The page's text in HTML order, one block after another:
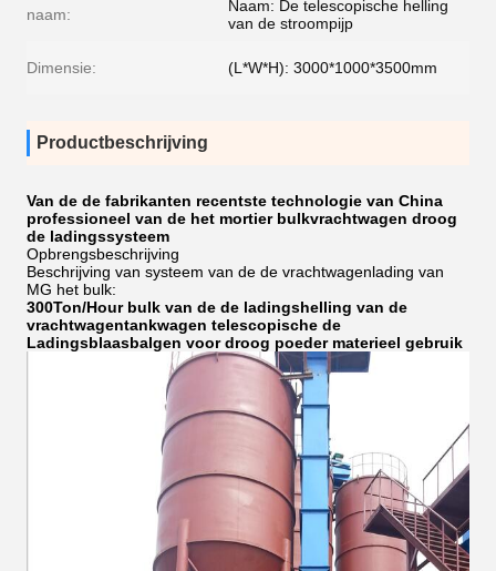
naam:
Naam: De telescopische helling
van de stroompijp
Dimensie: (L*W*H): 3000*1000*3500mm
Productbeschrijving
Van de de fabrikanten recentste technologie van China
professioneel van de het mortier bulkvrachtwagen droog
de ladingssysteem
Opbrengsbeschrijving
Beschrijving van systeem van de de vrachtwagenlading van
MG het bulk:
300Ton/Hour bulk van de de ladingshelling van de
vrachtwagentankwagen telescopische de
Ladingsblaasbalgen voor droog poeder materieel gebruik